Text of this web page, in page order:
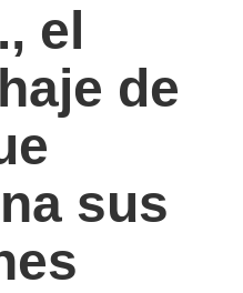
el
de
sus